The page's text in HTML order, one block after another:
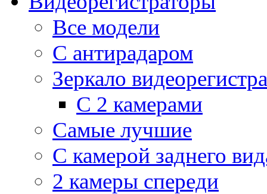
Все модели
C антирадаром
Зеркало
С 2 камерами
Самые лучшие
С камерой заднего
2 камеры спереди